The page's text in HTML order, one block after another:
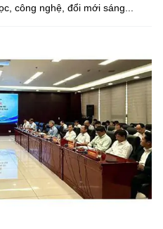
công nghệ, đổi mới sáng...